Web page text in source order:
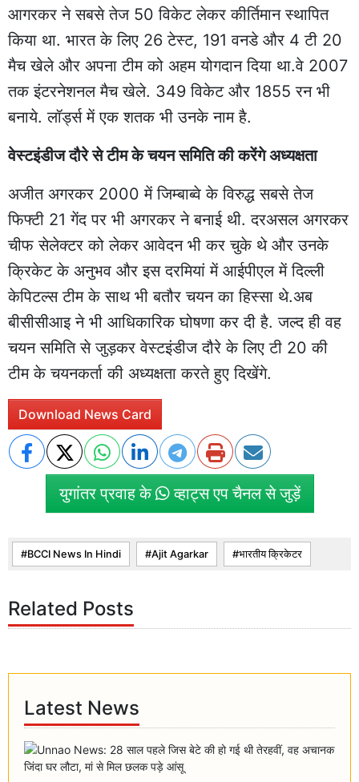
आगरकर ने सबसे तेज 50 विकेट लेकर कीर्तिमान स्थापित
किया था. भारत के लिए 26 टेस्ट, 191 वनडे और 4 टी 20
मैच खेले और अपना टीम को अहम योगदान दिया था.वे 2007
तक इंटरनेशनल मैच खेले. 349 विकेट और 1855 रन भी
बनाये. लॉर्ड्स में एक शतक भी उनके नाम है.
वेस्टइंडीज दौरे से टीम के चयन समिति की करेंगे अध्यक्षता
अजीत अगरकर 2000 में जिम्बाब्वे के विरुद्ध सबसे तेज
फिफ्टी 21 गेंद पर भी अगरकर ने बनाई थी. दरअसल अगरकर
चीफ सेलेक्टर को लेकर आवेदन भी कर चुके थे और उनके
क्रिकेट के अनुभव और इस दरमियां में आईपीएल में दिल्ली
केपिटल्स टीम के साथ भी बतौर चयन का हिस्सा थे.अब
बीसीसीआइ ने भी आधिकारिक घोषणा कर दी है. जल्द ही वह
चयन समिति से जुड़कर वेस्टइंडीज दौरे के लिए टी 20 की
टीम के चयनकर्ता की अध्यक्षता करते हुए दिखेंगे.
Download News Card
युगांतर प्रवाह के व्हाट्स एप चैनल से जुड़ें
BCCI News In Hindi Ajit Agarkar भारतीय क्रिकेटर
Related Posts
Latest News